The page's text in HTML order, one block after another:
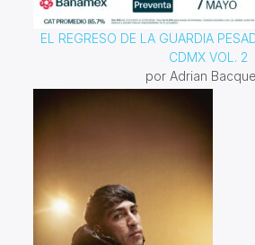
EL REGRESO DE LA GUARDIA
CDMX VOL. 2
por Adrian